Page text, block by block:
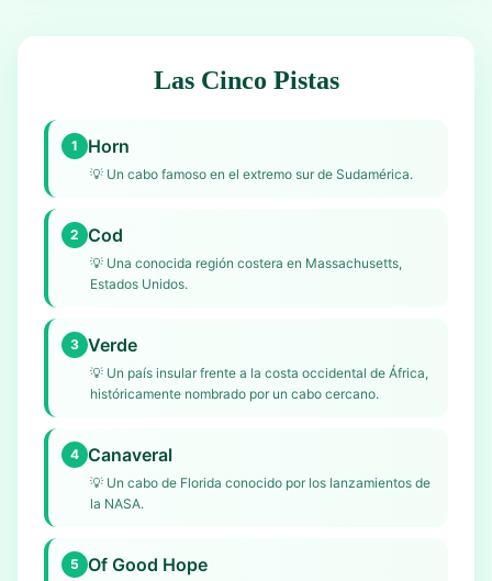
Las Cinco Pistas
1 Horn
💡 Un cabo famoso en el extremo sur de Sudamérica.
2 Cod
💡 Una conocida región costera en Massachusetts,
Estados Unidos.
3 Verde
💡 Un país insular frente a la costa occidental de África,
históricamente nombrado por un cabo cercano.
4 Canaveral
💡 Un cabo de Florida conocido por los lanzamientos de
la NASA.
5 Of Good Hope